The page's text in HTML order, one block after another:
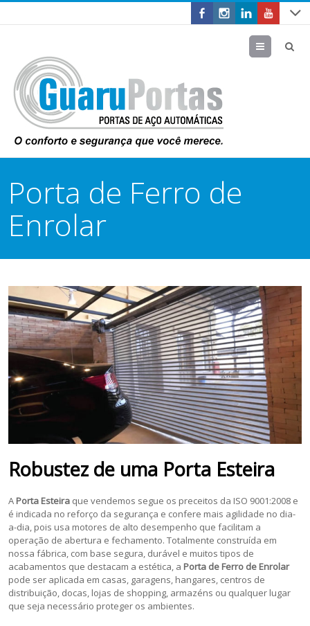
Menu
Porta de Ferro de
Enrolar
Robustez de uma Porta Esteira
A Porta Esteira que vendemos segue os preceitos da ISO 9001:2008 e
é indicada no reforço da segurança e confere mais agilidade no dia-
a-dia, pois usa motores de alto desempenho que facilitam a
operação de abertura e fechamento. Totalmente construída em
nossa fábrica, com base segura, durável e muitos tipos de
acabamentos que destacam a estética, a Porta de Ferro de Enrolar
pode ser aplicada em casas, garagens, hangares, centros de
distribuição, docas, lojas de shopping, armazéns ou qualquer lugar
que seja necessário proteger os ambientes.